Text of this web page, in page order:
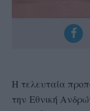
Η τελευταία
την Εθνική